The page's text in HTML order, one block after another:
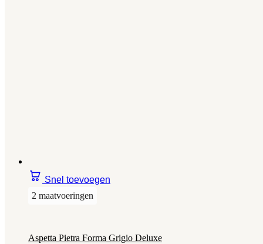
Snel toevoegen
2 maatvoeringen
Aspetta Pietra Forma Grigio Deluxe